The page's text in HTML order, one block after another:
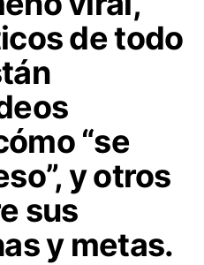
de todo
“se
y otros
sus
y metas.